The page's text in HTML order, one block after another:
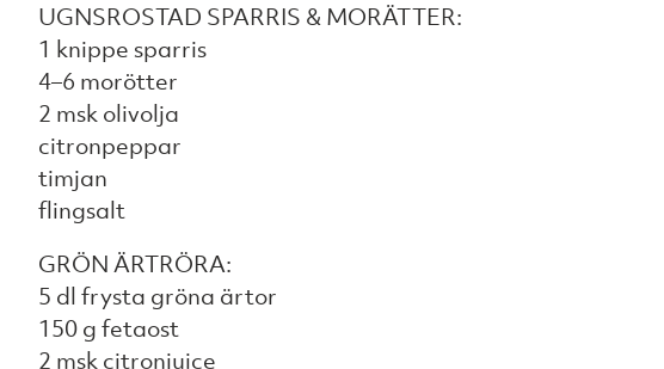
UGNSROSTAD SPARRIS & MORÄTTER:
1 knippe sparris
4–6 morötter
2 msk olivolja
citronpeppar
timjan
flingsalt
GRÖN ÄRTRÖRA:
5 dl frysta gröna ärtor
150 g fetaost
2 msk citronjuice